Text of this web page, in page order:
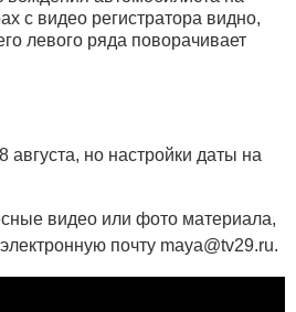
с видео регистратора видно,
левого ряда поворачивает
но настройки даты на
видео или фото материала,
почту maya@tv29.ru.